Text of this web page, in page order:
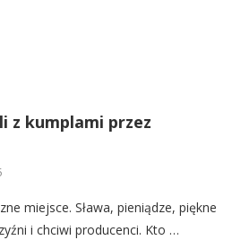
z kumplami przez
miejsce. Sława, pieniądze, piękne
i chciwi producenci. Kto …